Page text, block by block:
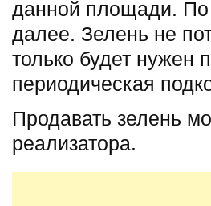
данной площади.
далее. Зелень не
только будет нужен
периодическая
Продавать зелень
реализатора.